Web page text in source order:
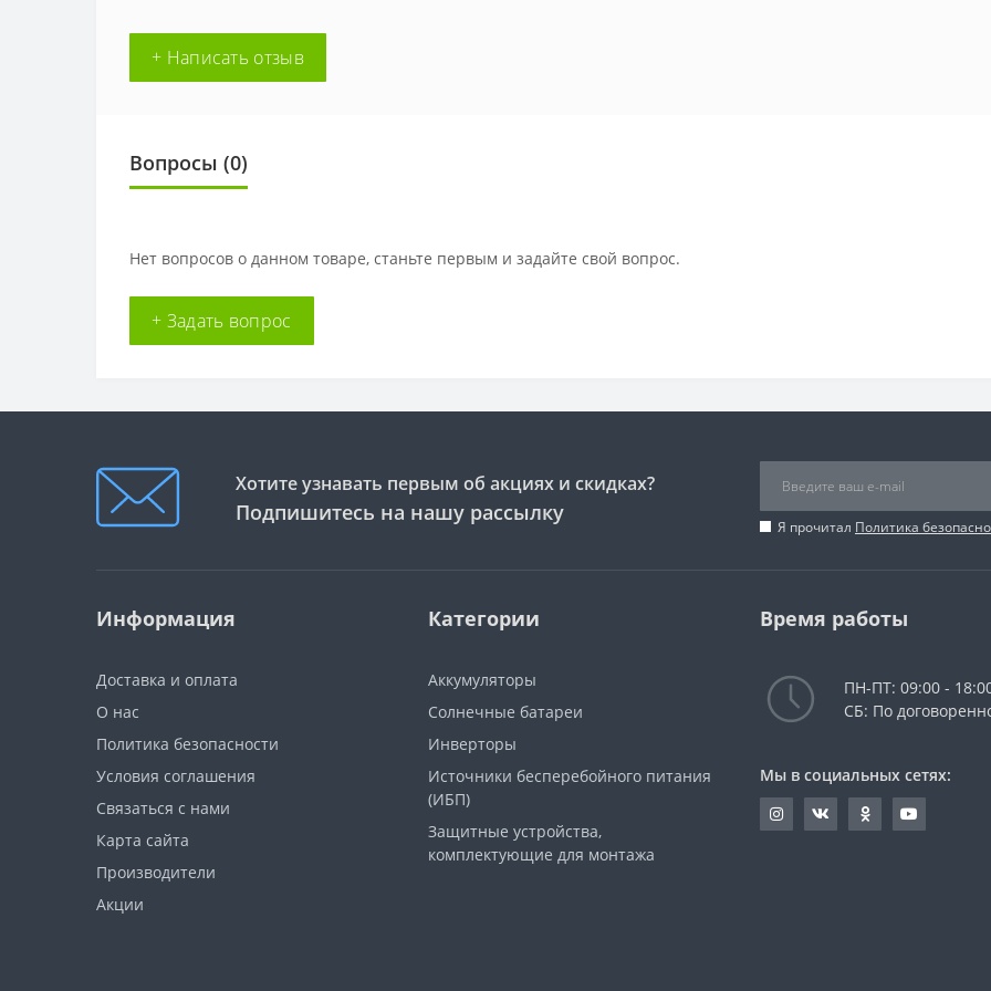
+ Написать отзыв
Вопросы (0)
Нет вопросов о данном товаре, станьте первым и задайте свой вопрос.
+ Задать вопрос
Хотите узнавать первым об акциях и скидках?
Подпишитесь на нашу рассылку
Я прочитал Политика
Информация
Доставка и оплата
О нас
Политика безопасности
Условия соглашения
Связаться с нами
Карта сайта
Производители
Акции
Категории
Аккумуляторы
Солнечные батареи
Инверторы
Источники бесперебойного питания
(ИБП)
Защитные устройства,
комплектующие для монтажа
Время работы
ПН-ПТ: 09:00 -
СБ: По
Мы в социальных сетях: